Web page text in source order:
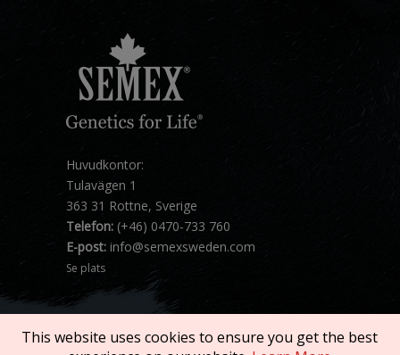
Huvudkontor:
Tulavägen 1
363 31 Rottne, Sverige
Telefon: (+46) 0470-733 760
E-post: info@semexsweden.com
Se plats
This website uses cookies to ensure you get the best